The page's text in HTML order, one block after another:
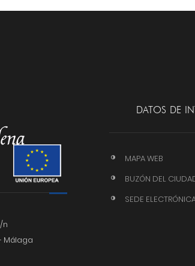
n
Málaga
DATOS DE
MAPA WEB
BUZÓN DEL
SEDE